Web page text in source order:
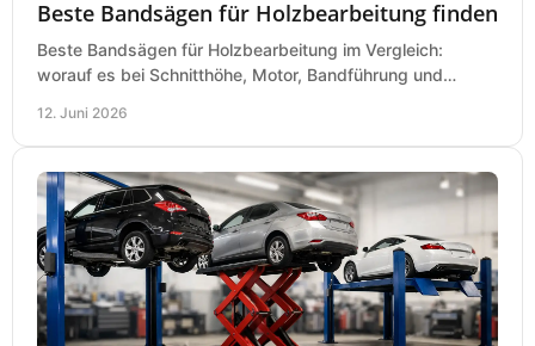
Beste Bandsägen für Holzbearbeitung finden
Beste Bandsägen für Holzbearbeitung im Vergleich:
worauf es bei Schnitthöhe, Motor, Bandführung und
12. Juni 2026